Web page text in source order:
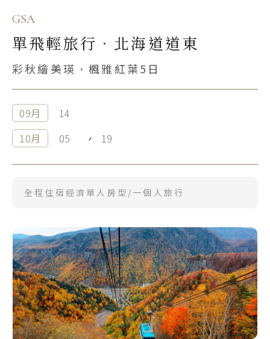
GSA
單飛輕旅行．北海道道東
彩秋繪美瑛．楓雅紅葉5日
09月
14
10月
05 19
全程住宿經濟單人房型/一個人旅行